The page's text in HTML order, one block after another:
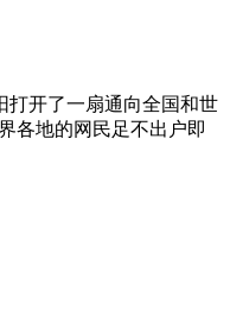
打开了一扇通向全国和世
各地的网民足不出户即